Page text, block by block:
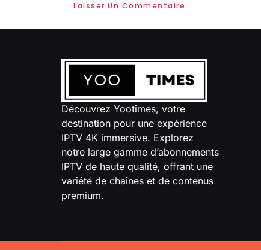
Découvrez Yootimes, votre
destination pour une expérience
IPTV 4K immersive. Explorez
notre large gamme d’abonnements
IPTV de haute qualité, offrant une
variété de chaînes et de contenus
premium.